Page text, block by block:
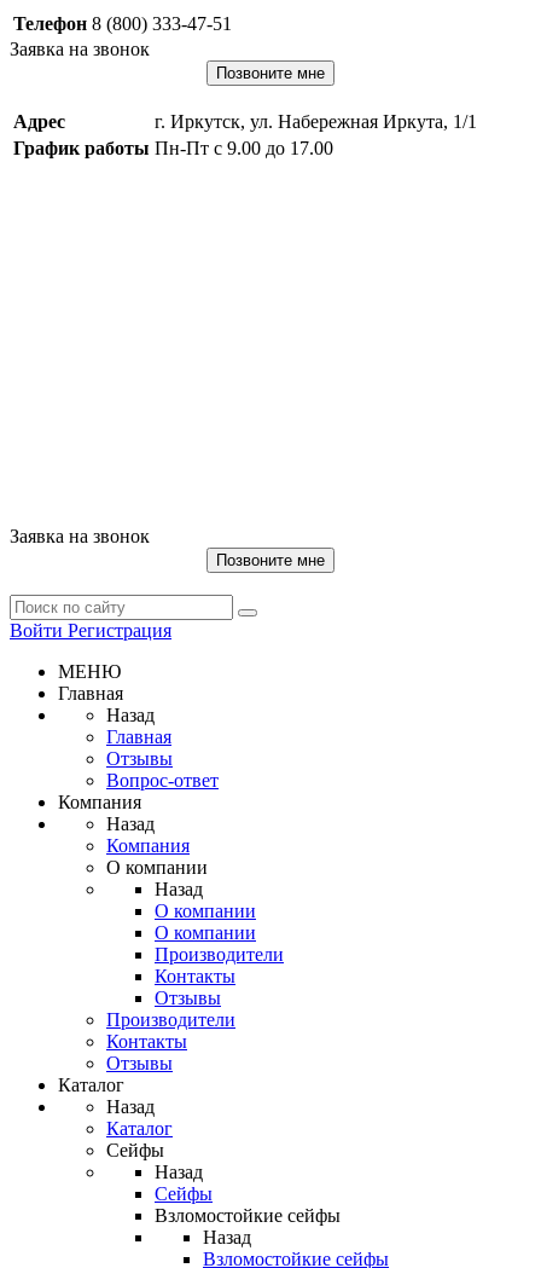
Телефон 8 (800) 333-47-51
Заявка на звонок
Позвоните мне
Адрес
г. Иркутск, ул. Набережная Иркута, 1/1
График работы Пн-Пт с 9.00 до 17.00
Заявка на звонок
Позвоните мне
Войти Регистрация
МЕНЮ
Главная
Назад
Главная
Отзывы
Вопрос-ответ
Компания
Назад
Компания
О компании
Назад
О компании
О компании
Производители
Контакты
Отзывы
Производители
Контакты
Отзывы
Каталог
Назад
Каталог
Сейфы
Назад
Сейфы
Взломостойкие сейфы
Назад
Взломостойкие сейфы